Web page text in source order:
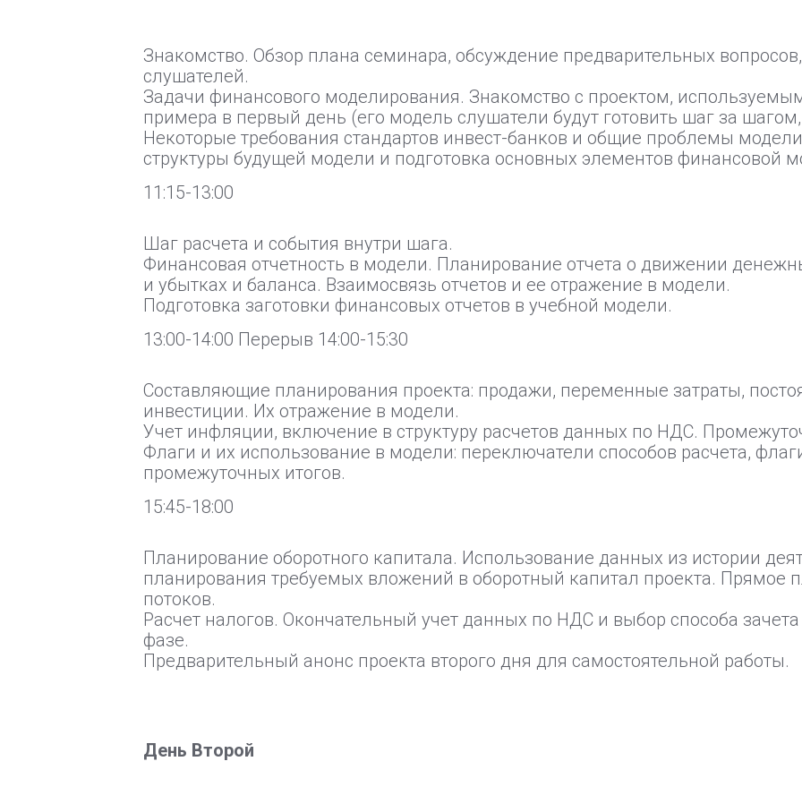
Знакомство. Обзор плана семинара, обсуждение предварительных
слушателей.
Задачи финансового моделирования. Знакомство с проектом,
примера в первый день (его модель слушатели будут готовить шаг за
Некоторые требования стандартов инвест-банков и общие проблемы
структуры будущей модели и подготовка основных элементов финансовой
11:15-13:00
Шаг расчета и события внутри шага.
Финансовая отчетность в модели. Планирование отчета о движении
и убытках и баланса. Взаимосвязь отчетов и ее отражение в модели.
Подготовка заготовки финансовых отчетов в учебной модели.
13:00-14:00 Перерыв 14:00-15:30
Составляющие планирования проекта: продажи, переменные затраты,
инвестиции. Их отражение в модели.
Учет инфляции, включение в структуру расчетов данных по НДС.
Флаги и их использование в модели: переключатели способов расчета,
промежуточных итогов.
15:45-18:00
Планирование оборотного капитала. Использование данных из истории
планирования требуемых вложений в оборотный капитал проекта. Прямое
потоков.
Расчет налогов. Окончательный учет данных по НДС и выбор способа
фазе.
Предварительный анонс проекта второго дня для самостоятельной работы.
День Второй